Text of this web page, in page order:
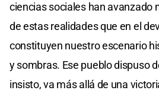
ciencias sociales han avanzado
de estas realidades que en el
constituyen nuestro escenario
y sombras. Ese pueblo dispuso
insisto, va más allá de una